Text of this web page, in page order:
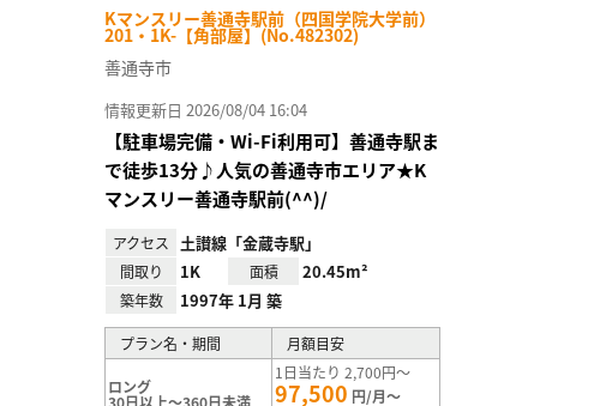
Kマンスリー善通寺駅前（四国学院大学前）
201・1K-【角部屋】(No.482302)
善通寺市
情報更新日 2026/08/04 16:04
【駐車場完備・Wi-Fi利用可】善通寺駅ま
で徒歩13分♪人気の善通寺市エリア★K
マンスリー善通寺駅前(^^)/
アクセス 土讃線「金蔵寺駅」
間取り 1K 面積 20.45m²
築年数 1997年 1月 築
プラン名・期間 月額目安
ロング
30日以上～360日未満
1日当たり 2,700円～
97,500 円/月～